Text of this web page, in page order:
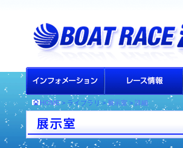
HOME> ライブラリ >展示室> 詳細